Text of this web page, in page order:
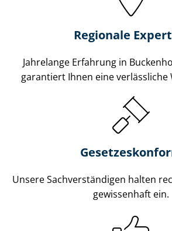
Regionale
Jahrelange Erfahrung in
garantiert Ihnen eine
Unsere Sach­ver­stän­di­gen halten
gewissenhaft ein.